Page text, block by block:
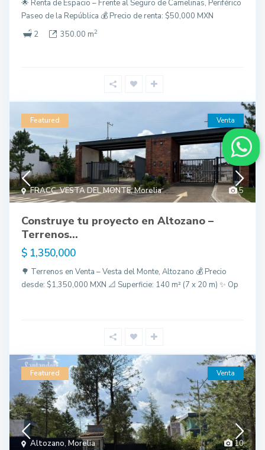
🌟 Renta de Espacio – Frente al Seguro de Camelinas, Periférico
Paseo de la República 💰 Precio de renta: $50,000 MXN
2
350.00 m2
5
FRACC. VESTA DEL MONTE,Morelia
Featured Venta
Construye tu proyecto en Altozano –
Terrenos...
$ 1,350,000
🌳 Terrenos en Venta – Vesta del Monte, Altozano 💰 Precio
desde: $1,350,000 MXN 📐 Superficie: 140 m² (7 x 20 m) ✨ Op
10
Altozano, Morelia
Featured Venta